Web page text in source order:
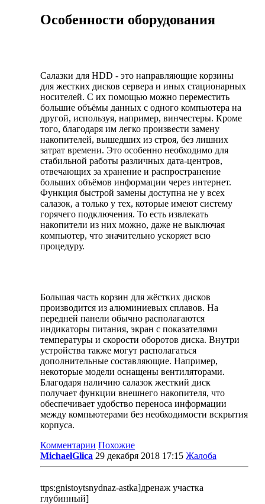
Особенности оборудования
Салазки для HDD - это направляющие корзины
для жестких дисков сервера и иных стационарных
носителей. С их помощью можно переместить
большие объёмы данных с одного компьютера на
другой, используя, например, винчестеры. Кроме
того, благодаря им легко произвести замену
накопителей, вышедших из строя, без лишних
затрат времени. Это особенно необходимо для
стабильной работы различных дата-центров,
отвечающих за хранение и распространение
больших объёмов информации через интернет.
Функция быстрой замены доступна не у всех
салазок, а только у тех, которые имеют систему
горячего подключения. То есть извлекать
накопители из них можно, даже не выключая
компьютер, что значительно ускоряет всю
процедуру.
Большая часть корзин для жёстких дисков
производится из алюминиевых сплавов. На
передней панели обычно располагаются
индикаторы питания, экран с показателями
температуры и скорости оборотов диска. Внутри
устройства также могут располагаться
дополнительные составляющие. Например,
некоторые модели оснащены вентиляторами.
Благодаря наличию салазок жесткий диск
получает функции внешнего накопителя, что
обеспечивает удобство переноса информации
между компьютерами без необходимости вскрытия
корпуса.
Комментарии Похожие
MichaelGlica 29 декабря 2018 17:15 Жалоба
ttps:gnistoytsnydnaz-astka]дренаж участка
глубинный]